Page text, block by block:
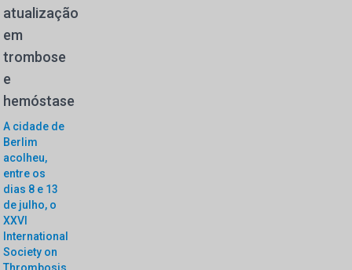
atualização
em
trombose
e
hemóstase
A cidade de
Berlim
acolheu,
entre os
dias 8 e 13
de julho, o
XXVI
International
Society on
Thrombosis